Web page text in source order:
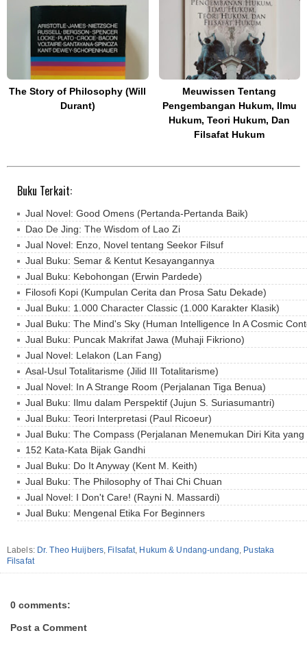
The Story of Philosophy (Will
Durant)
Meuwissen Tentang
Pengembangan Hukum, Ilmu
Hukum, Teori Hukum, Dan
Filsafat Hukum
Buku Terkait:
Jual Novel: Good Omens (Pertanda-Pertanda Baik)
Dao De Jing: The Wisdom of Lao Zi
Jual Novel: Enzo, Novel tentang Seekor Filsuf
Jual Buku: Semar & Kentut Kesayangannya
Jual Buku: Kebohongan (Erwin Pardede)
Filosofi Kopi (Kumpulan Cerita dan Prosa Satu Dekade)
Jual Buku: 1.000 Character Classic (1.000 Karakter Klasik)
Jual Buku: The Mind's Sky (Human Intelligence In A Cosmic
Jual Buku: Puncak Makrifat Jawa (Muhaji Fikriono)
Jual Novel: Lelakon (Lan Fang)
Asal-Usul Totalitarisme (Jilid III Totalitarisme)
Jual Novel: In A Strange Room (Perjalanan Tiga Benua)
Jual Buku: Ilmu dalam Perspektif (Jujun S. Suriasumantri)
Jual Buku: Teori Interpretasi (Paul Ricoeur)
Jual Buku: The Compass (Perjalanan Menemukan Diri Kita
152 Kata-Kata Bijak Gandhi
Jual Buku: Do It Anyway (Kent M. Keith)
Jual Buku: The Philosophy of Thai Chi Chuan
Jual Novel: I Don't Care! (Rayni N. Massardi)
Jual Buku: Mengenal Etika For Beginners
Labels: Dr. Theo Huijbers, Filsafat, Hukum & Undang-undang, Pustaka
Filsafat
0 comments:
Post a Comment